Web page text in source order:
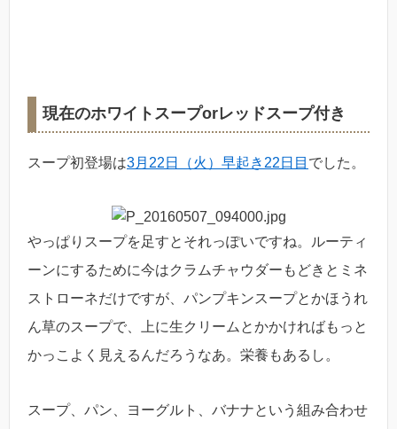
現在のホワイトスープorレッドスープ付き
スープ初登場は3月22日（火）早起き22日目 でした。
やっぱりスープを足すとそれっぽいですね。ルーティ
ーンにするために今はクラムチャウダーもどきとミネ
ストローネだけですが、パンプキンスープとかほうれ
ん草のスープで、上に生クリームとかかければもっと
かっこよく見えるんだろうなあ。栄養もあるし。
スープ、パン、ヨーグルト、バナナという組み合わせ